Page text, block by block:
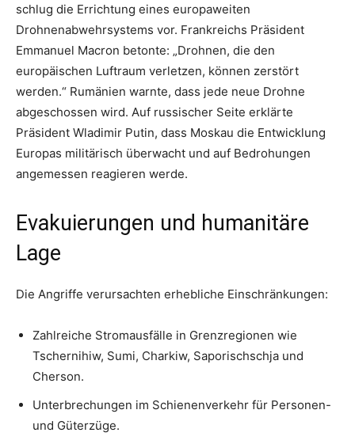
schlug die Errichtung eines europaweiten
Drohnenabwehrsystems vor. Frankreichs Präsident
Emmanuel Macron betonte: „Drohnen, die den
europäischen Luftraum verletzen, können zerstört
werden.“ Rumänien warnte, dass jede neue Drohne
abgeschossen wird. Auf russischer Seite erklärte
Präsident Wladimir Putin, dass Moskau die Entwicklung
Europas militärisch überwacht und auf Bedrohungen
angemessen reagieren werde.
Evakuierungen und humanitäre
Lage
Die Angriffe verursachten erhebliche Einschränkungen:
Zahlreiche Stromausfälle in Grenzregionen wie
Tschernihiw, Sumi, Charkiw, Saporischschja und
Cherson.
Unterbrechungen im Schienenverkehr für Personen-
und Güterzüge.